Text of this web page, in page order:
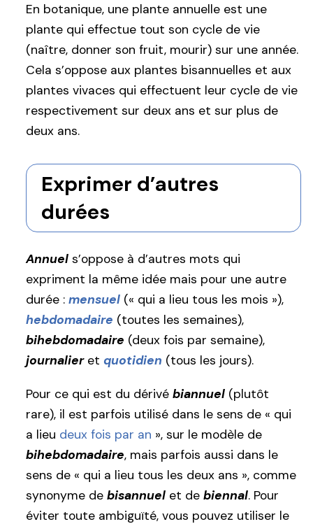
En botanique, une plante annuelle est une
plante qui effectue tout son cycle de vie
(naître, donner son fruit, mourir) sur une année.
Cela s’oppose aux plantes bisannuelles et aux
plantes vivaces qui effectuent leur cycle de vie
respectivement sur deux ans et sur plus de
deux ans.
Exprimer d’autres
durées
Annuel s’oppose à d’autres mots qui
expriment la même idée mais pour une autre
durée : mensuel (« qui a lieu tous les mois »),
hebdomadaire (toutes les semaines),
bihebdomadaire (deux fois par semaine),
journalieret quotidien (tous les jours).
Pour ce qui est du dérivé biannuel (plutôt
rare), il est parfois utilisé dans le sens de « qui
a lieu deux fois par an », sur le modèle de
bihebdomadaire, mais parfois aussi dans le
sens de « qui a lieu tous les deux ans », comme
synonyme de bisannuel et de biennal. Pour
éviter toute ambiguïté, vous pouvez utiliser le